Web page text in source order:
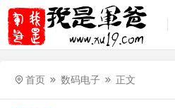
首页 数码电子 正文